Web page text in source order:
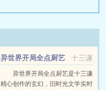
十三谦
异世界开局全点厨艺
异世界开局全点厨艺是十三谦
精心创作的玄幻，旧时光文学实时